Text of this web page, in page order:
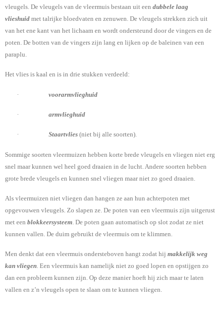
vleugels. De vleugels van de vleermuis bestaan uit een dubbele laag
vlieshuid met talrijke bloedvaten en zenuwen. De vleugels strekken zich uit
van het ene kant van het lichaam en wordt ondersteund door de vingers en de
poten. De botten van de vingers zijn lang en lijken op de baleinen van een
paraplu.
Het vlies is kaal en is in drie stukken verdeeld:
· voorarmvlieghuid
· armvlieghuid
· Staartvlies (niet bij alle soorten).
Sommige soorten vleermuizen hebben korte brede vleugels en vliegen niet erg
snel maar kunnen wel heel goed draaien in de lucht. Andere soorten hebben
grote brede vleugels en kunnen snel vliegen maar niet zo goed draaien.
Als vleermuizen niet vliegen dan hangen ze aan hun achterpoten met
opgevouwen vleugels. Zo slapen ze. De poten van een vleermuis zijn uitgerust
met een blokkeersysteem . De poten gaan automatisch op slot zodat ze niet
kunnen vallen. De duim gebruikt de vleermuis om te klimmen.
Men denkt dat een vleermuis ondersteboven hangt zodat hij makkelijk weg
kan vliegen. Een vleermuis kan namelijk niet zo goed lopen en opstijgen zo
dan een probleem kunnen zijn. Op deze manier hoeft hij zich maar te laten
vallen en z’n vleugels open te slaan om te kunnen vliegen.